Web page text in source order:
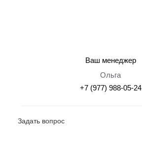
Ваш менеджер
Ольга
+7 (977) 988-05-24
Задать вопрос